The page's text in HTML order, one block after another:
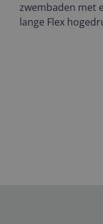
zwembaden met
lange Flex